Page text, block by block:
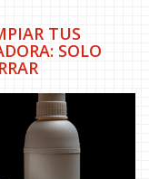
TUS
SOLO